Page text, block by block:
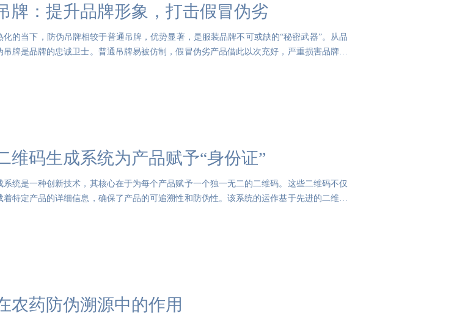
牌：提升品牌形象，打击假冒伪劣
化的当下，防伪吊牌相较于普通吊牌，优势显著，是服装品牌不可或缺的“秘密武器”。从品
吊牌是品牌的忠诚卫士。普通吊牌易被仿制，假冒伪劣产品借此以次充好，严重损害品牌形
维码生成系统为产品赋予“身份证”
系统是一种创新技术，其核心在于为每个产品赋予一个独一无二的二维码。这些二维码不仅
着特定产品的详细信息，确保了产品的可追溯性和防伪性。该系统的运作基于先进的二维码
农药防伪溯源中的作用